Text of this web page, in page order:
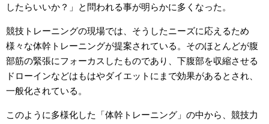
したらいいか？」と問われる事が明らかに多くなった。
競技トレーニングの現場では、そうしたニーズに応えるため
様々な体幹トレーニングが提案されている。そのほとんどが腹
部筋の緊張にフォーカスしたものであり、下腹部を収縮させる
ドローインなどはもはやダイエットにまで効果があるとされ、
一般化されている。
このように多様化した「体幹トレーニング」の中から、競技力